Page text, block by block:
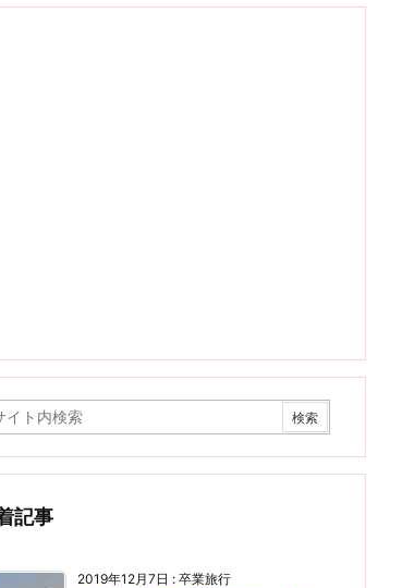
記事
2019年12月7日 : 卒業旅行